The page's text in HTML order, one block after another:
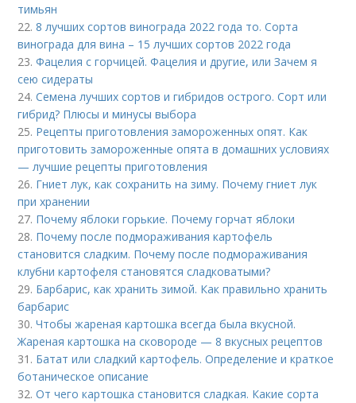
тимьян
22.8 лучших сортов винограда 2022 года то. Сорта
винограда для вина – 15 лучших сортов 2022 года
23.Фацелия с горчицей. Фацелия и другие, или Зачем я
сею сидераты
24.Семена лучших сортов и гибридов острого. Сорт или
гибрид? Плюсы и минусы выбора
25. Рецепты приготовления замороженных опят. Как
приготовить замороженные опята в домашних условиях
— лучшие рецепты приготовления
26. Гниет лук, как сохранить на зиму. Почему гниет лук
при хранении
27. Почему яблоки горькие. Почему горчат яблоки
28. Почему после подмораживания картофель
становится сладким. Почему после подмораживания
клубни картофеля становятся сладковатыми?
29. Барбарис, как хранить зимой. Как правильно хранить
барбарис
30.Чтобы жареная картошка всегда была вкусной.
Жареная картошка на сковороде — 8 вкусных рецептов
31. Батат или сладкий картофель. Определение и краткое
ботаническое описание
32.От чего картошка становится сладкая. Какие сорта